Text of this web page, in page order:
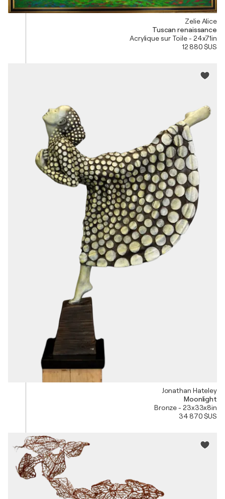
Zelie Alice
Tuscan renaissance
Acrylique sur Toile - 24x71in
12 880 $US
Jonathan Hateley
Moonlight
Bronze - 23x33x8in
34 870 $US